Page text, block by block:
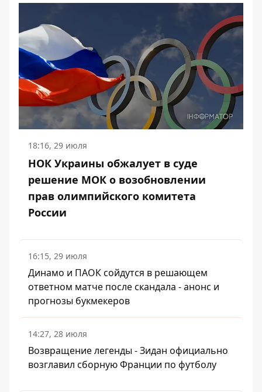
18:16, 29 июля
НОК Украины обжалует в суде
решение МОК о возобновлении
прав олимпийского комитета
России
16:15, 29 июля
Динамо и ПАОК сойдутся в решающем
ответном матче после скандала - анонс и
прогнозы букмекеров
14:27, 28 июля
Возвращение легенды - Зидан официально
возглавил сборную Франции по футболу